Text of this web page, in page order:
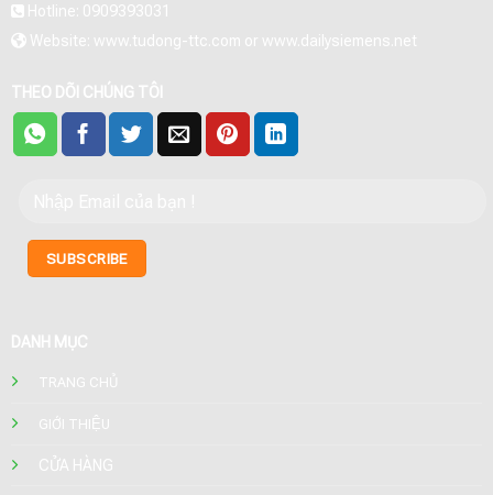
Hotline: 0909393031
Website: www.tudong-ttc.com or www.dailysiemens.net
THEO DÕI CHÚNG TÔI
DANH MỤC
TRANG CHỦ
GIỚI THIỆU
CỬA HÀNG